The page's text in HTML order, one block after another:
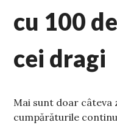
cu 100
cei dragi
Mai sunt doar câteva
cumpărăturile